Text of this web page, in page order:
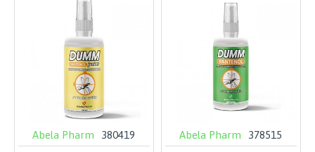
Abela Pharm 380419 Abela Pharm 378515